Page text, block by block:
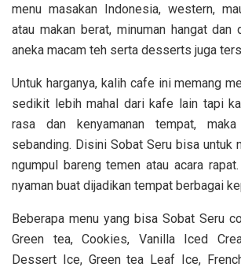
menu masakan Indonesia, western,
atau makan berat, minuman hangat
aneka macam teh serta desserts juga
Untuk harganya, kalih cafe ini memang
sedikit lebih mahal dari kafe lain tapi
rasa dan kenyamanan tempat,
sebanding. Disini Sobat Seru bisa untuk
ngumpul bareng temen atau acara
nyaman buat dijadikan tempat berbagai
Beberapa menu yang bisa Sobat Seru
Green tea, Cookies, Vanilla Iced
Dessert Ice, Green tea Leaf Ice,